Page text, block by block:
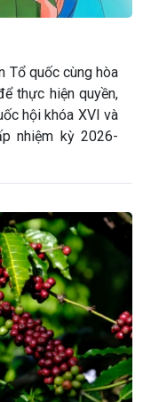
Tổ quốc cùng hòa
thực hiện quyền,
hội khóa XVI và
nhiệm kỳ 2026-